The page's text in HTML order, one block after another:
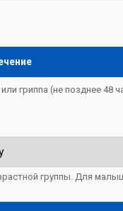
гриппа (не позднее 48
группы. Для